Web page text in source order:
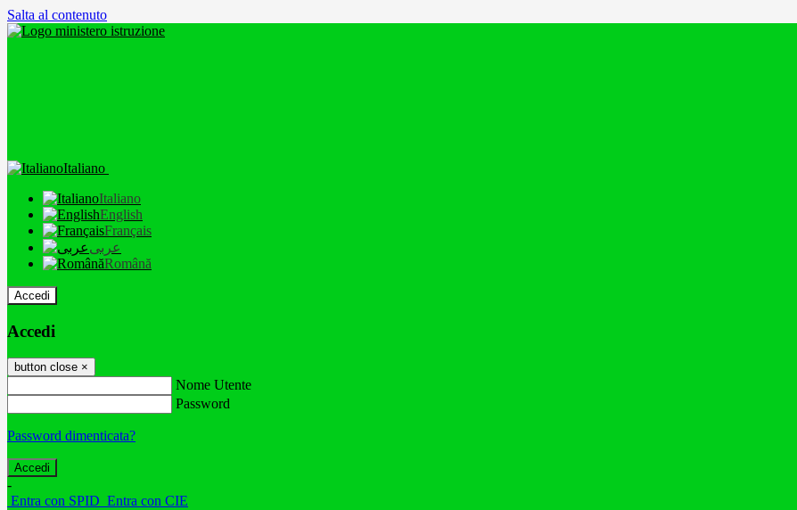
Salta al contenuto
Italiano
Italiano
English
Français
عربى
Română
Accedi
Accedi
button close ×
Nome Utente
Password
Password dimenticata?
-
Entra con SPID Entra con CIE